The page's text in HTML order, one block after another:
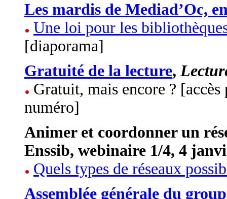
Les mardis de Mediad’Oc,
Une loi pour les
[diaporama]
Gratuité de la lecture,
Gratuit, mais encore ?
numéro]
Animer et coordonner un
Enssib, webinaire 1/4, 4
Quels types de réseaux
Assemblée générale du